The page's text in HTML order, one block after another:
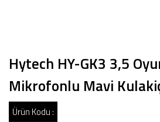
Hytech HY-GK3 3,5
Mikrofonlu Mavi
Ürün Kodu :